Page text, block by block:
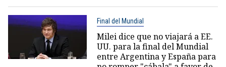
Final del Mundial
Milei dice que no viajará a EE.
UU. para la final del Mundial
entre Argentina y España para